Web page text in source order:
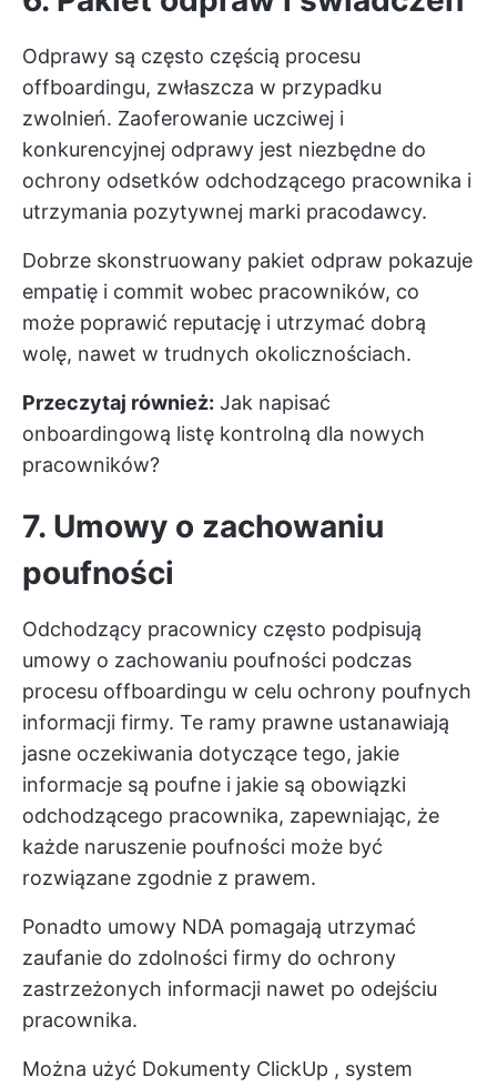
Odprawy są często częścią procesu
offboardingu, zwłaszcza w przypadku
zwolnień. Zaoferowanie uczciwej i
konkurencyjnej odprawy jest niezbędne do
ochrony odsetków odchodzącego pracownika i
utrzymania pozytywnej marki pracodawcy.
Dobrze skonstruowany pakiet odpraw pokazuje
empatię i commit wobec pracowników, co
może poprawić reputację i utrzymać dobrą
wolę, nawet w trudnych okolicznościach.
Przeczytaj również: Jak napisać
onboardingową listę kontrolną dla nowych
pracowników?
7. Umowy o zachowaniu
poufności
Odchodzący pracownicy często podpisują
umowy o zachowaniu poufności podczas
procesu offboardingu w celu ochrony poufnych
informacji firmy. Te ramy prawne ustanawiają
jasne oczekiwania dotyczące tego, jakie
informacje są poufne i jakie są obowiązki
odchodzącego pracownika, zapewniając, że
każde naruszenie poufności może być
rozwiązane zgodnie z prawem.
Ponadto umowy NDA pomagają utrzymać
zaufanie do zdolności firmy do ochrony
zastrzeżonych informacji nawet po odejściu
pracownika.
Można użyć Dokumenty ClickUp , system